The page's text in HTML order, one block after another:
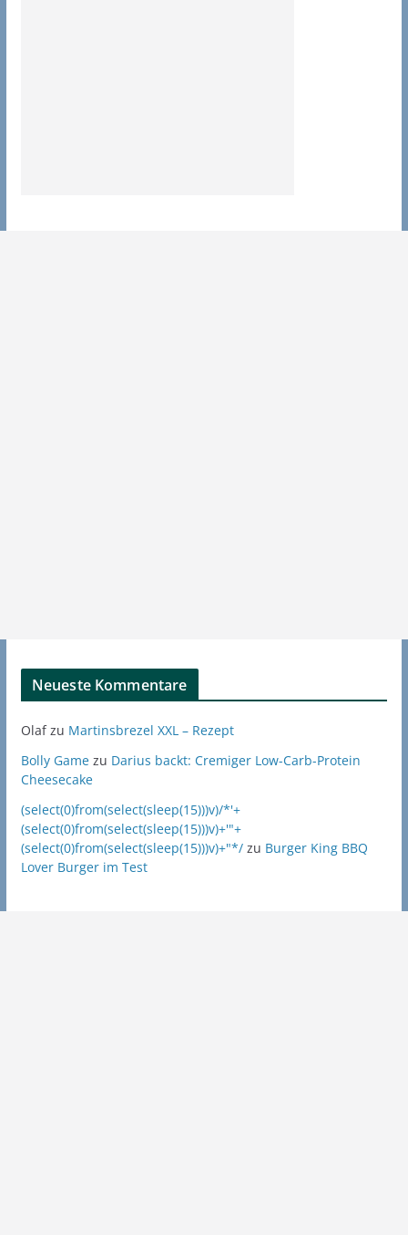
Neueste Kommentare
Olafzu Martinsbrezel XXL – Rezept
Bolly Gamezu Darius backt: Cremiger Low-Carb-Protein
Cheesecake
(select(0)from(select(sleep(15)))v)/*'+
(select(0)from(select(sleep(15)))v)+'"+
(select(0)from(select(sleep(15)))v)+"*/zu Burger King BBQ
Lover Burger im Test